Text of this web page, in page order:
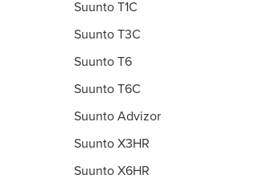
Suunto T1C
Suunto T3C
Suunto T6
Suunto T6C
Suunto Advizor
Suunto X3HR
Suunto X6HR